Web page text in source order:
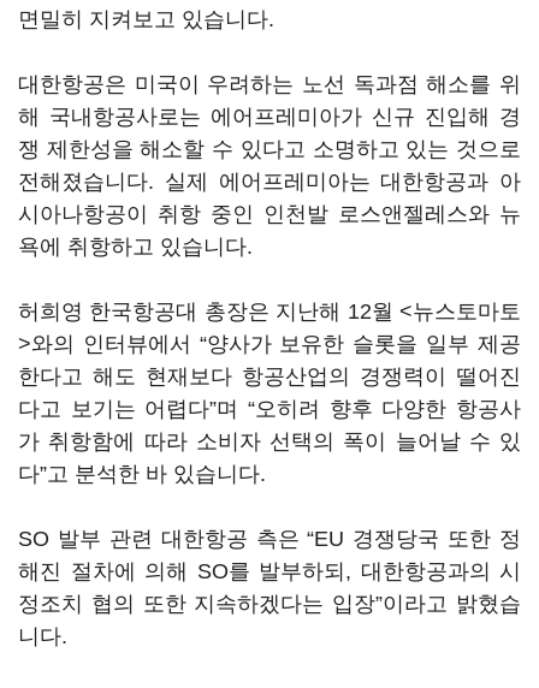
면밀히 지켜보고 있습니다.
대한항공은 미국이 우려하는 노선 독과점 해소를 위
해 국내항공사로는 에어프레미아가 신규 진입해 경
쟁 제한성을 해소할 수 있다고 소명하고 있는 것으로
전해졌습니다. 실제 에어프레미아는 대한항공과 아
시아나항공이 취항 중인 인천발 로스앤젤레스와 뉴
욕에 취항하고 있습니다.
허희영 한국항공대 총장은 지난해 12월 <뉴스토마토
>와의 인터뷰에서 “양사가 보유한 슬롯을 일부 제공
한다고 해도 현재보다 항공산업의 경쟁력이 떨어진
다고 보기는 어렵다”며 “오히려 향후 다양한 항공사
가 취항함에 따라 소비자 선택의 폭이 늘어날 수 있
다”고 분석한 바 있습니다.
SO 발부 관련 대한항공 측은 “EU 경쟁당국 또한 정
해진 절차에 의해 SO를 발부하되, 대한항공과의 시
정조치 협의 또한 지속하겠다는 입장”이라고 밝혔습
니다.